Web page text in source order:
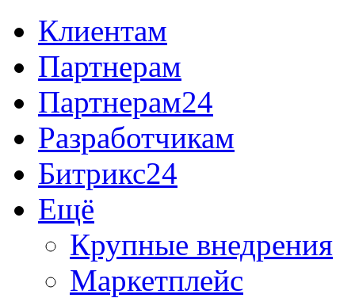
Клиентам
Партнерам
Партнерам24
Разработчикам
Битрикс24
Ещё
Крупные внедрения
Маркетплейс